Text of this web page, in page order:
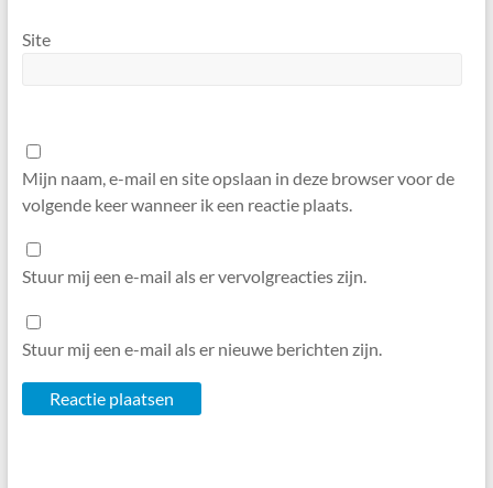
Site
Mijn naam, e-mail en site opslaan in deze browser voor de
volgende keer wanneer ik een reactie plaats.
Stuur mij een e-mail als er vervolgreacties zijn.
Stuur mij een e-mail als er nieuwe berichten zijn.